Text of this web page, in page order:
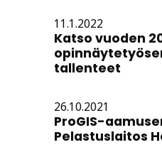
11.1.2022
Katso vuoden
tallenteet
26.10.2021
ProGIS-
Pelastuslaitos